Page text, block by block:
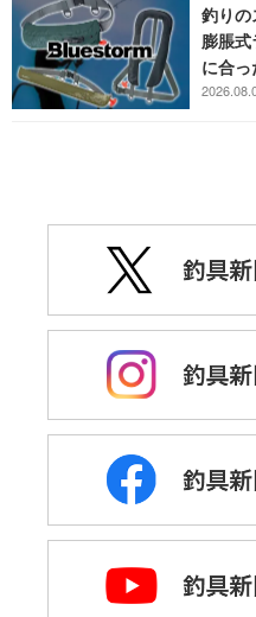
釣り
膨脹
に合